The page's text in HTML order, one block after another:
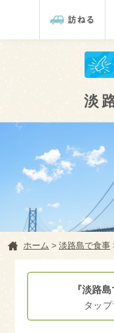
淡路島
淡
ホーム > 淡路島で食事
『淡路